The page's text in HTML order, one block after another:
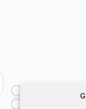
Técnica/o de